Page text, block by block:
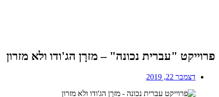
פרוייקט "עברית נכונה" – מזרָן הג'ודו ולא מזרון
דצמבר 22, 2019